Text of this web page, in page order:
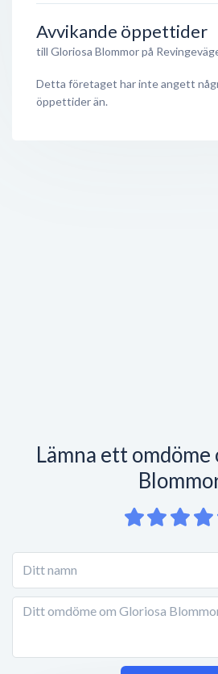
Avvikande öppettider
till Gloriosa Blommor på
Detta företaget har inte angett
öppettider än.
Lämna ett omdöme